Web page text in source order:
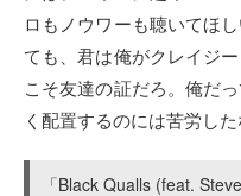
ロもノウワーも聴いてほ
ても、君は俺がクレイジ
こそ友達の証だろ。俺だ
く配置するのには苦労し
「Black Qualls (feat.